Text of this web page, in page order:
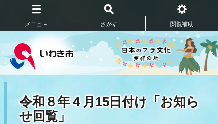
メニュ－ さがす 閲覧補助
令和８年４月15日付け「お知ら
せ回覧」